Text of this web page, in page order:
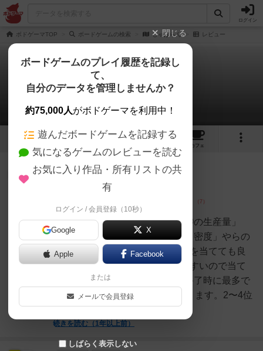
ログイン
ボドゲーマTOP ボードゲームの検索 じゃぱらん レビュー
じゃぱらん
4件のレビュー
2 4
カフェ
93名 0 画像
日本での「◯◯の収穫量」「◯◯の生産量」
「◯◯人が多い都道府県」「人口密度」やらの
ランキングを当てるゲーム。1位を当てても良
いが、1位は基本的には分かりやすいので当て
た証のチップを受け取りゲーム終了時に最多で
持っているとマイナス10点になります。2〜4位
を狙って得点を積み重...
続きを読む（1年以上前）
閉じる
ボードゲームのプレイ履歴を記録し
て、
自分のデータを管理しませんか？
約75,000人がボドゲーマを利用中！
遊んだボードゲームを記録する
気になるゲームのレビューを読む
お気に入り作品・所有リストの共
有
ログイン / 会員登録（10秒）
Google X
Apple Facebook
または
メールで会員登録
しばらく表示しない